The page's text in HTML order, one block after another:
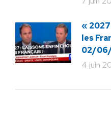
«
les
02/
4 juin